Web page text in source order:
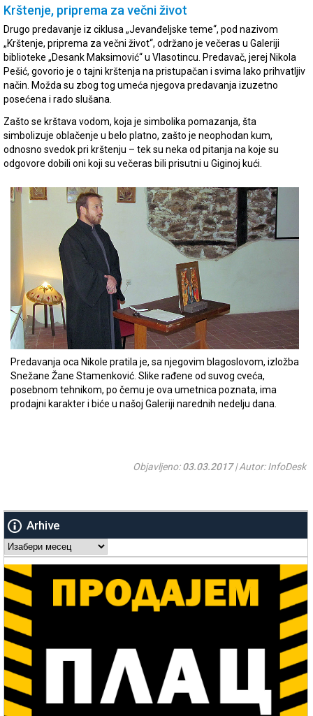
Krštenje, priprema za večni život
Drugo predavanje iz ciklusa „Jevanđeljske teme“, pod nazivom
„Krštenje, priprema za večni život“, održano je večeras u Galeriji
biblioteke „Desank Maksimović“ u Vlasotincu. Predavač, jerej Nikola
Pešić, govorio je o tajni krštenja na pristupačan i svima lako prihvatljiv
način. Možda su zbog tog umeća njegova predavanja izuzetno
posećena i rado slušana.
Zašto se krštava vodom, koja je simbolika pomazanja, šta
simbolizuje oblačenje u belo platno, zašto je neophodan kum,
odnosno svedok pri krštenju – tek su neka od pitanja na koje su
odgovore dobili oni koji su večeras bili prisutni u Giginoj kući.
Predavanja oca Nikole pratila je, sa njegovim blagoslovom, izložba
Snežane Žane Stamenković. Slike rađene od suvog cveća,
posebnom tehnikom, po čemu je ova umetnica poznata, ima
prodajni karakter i biće u našoj Galeriji narednih nedelju dana.
Objavljeno:03.03.2017| Autor: InfoDesk
Arhive
Arhive